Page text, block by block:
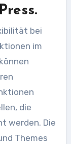
bei
im
die
werden. Die
Themes